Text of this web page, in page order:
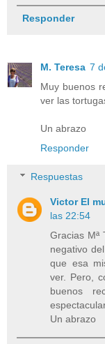
Responder
M. Teresa 7
Muy buenos
ver las
Un abrazo
Responder
Respuestas
Victor El
las 22:54
Gracias Mª
negativo
que esa
ver. Pero,
buenos
Un abrazo